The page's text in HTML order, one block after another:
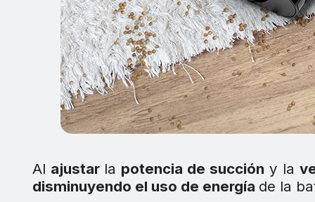
Al ajustar la potencia de succión y la
disminuyendo el uso de energía de la